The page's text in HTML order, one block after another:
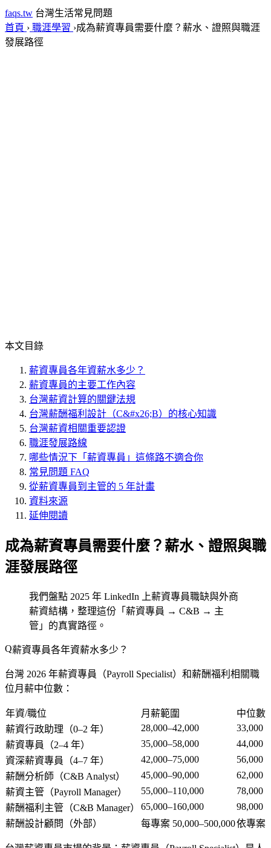
faqs.tw 台灣生活常見問題
首頁 › 職涯學習 ›成為薪資專員需要什麼？薪水、證照與職涯
發展路徑
本文目錄
薪資專員各年資薪水多少？
薪資專員的主要工作內容
台灣薪資計算的關鍵法規
台灣薪酬福利設計（C&#x26;B）的核心知識
台灣薪資相關重要認證
職涯發展路線
哪些情況下「薪資專員」這條路不適合你
常見問題 FAQ
從薪資專員到主管的 5 年計畫
資料來源
延伸閱讀
成為薪資專員需要什麼？薪水、證照與職
涯發展路徑
我們盤點 2025 年 LinkedIn 上薪資專員職缺與外商
薪資結構，整理這份「薪資專員 → C&B → 主
管」的真實路徑。
薪資專員各年資薪水多少？
台灣 2026 年薪資專員（Payroll Specialist）和薪酬福利相關職
位月薪中位數：
年資/職位 月薪範圍
中位數
薪資行政助理（0–2 年）
28,000–42,000
33,000
薪資專員（2–4 年）
35,000–58,000
44,000
資深薪資專員（4–7 年）
42,000–75,000
56,000
薪酬分析師（C&B Analyst）
45,000–90,000
62,000
薪資主管（Payroll Manager）
55,000–110,000
78,000
薪酬福利主管（C&B Manager）
65,000–160,000
98,000
薪酬設計顧問（外部）
每專案 50,000–500,000依專案